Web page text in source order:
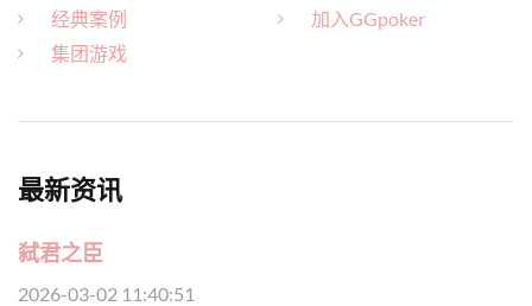
经典案例
集团游戏
加入GGpoker
最新资讯
弑君之臣
2026-03-02 11:40:51